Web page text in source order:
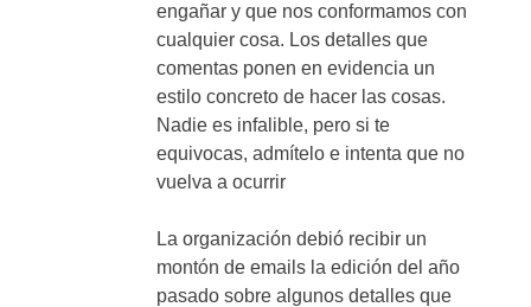
engañar y que nos conformamos con
cualquier cosa. Los detalles que
comentas ponen en evidencia un
estilo concreto de hacer las cosas.
Nadie es infalible, pero si te
equivocas, admítelo e intenta que no
vuelva a ocurrir
La organización debió recibir un
montón de emails la edición del año
pasado sobre algunos detalles que